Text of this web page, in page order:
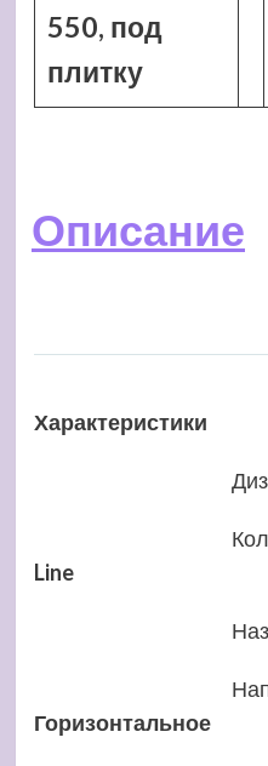
550, под
плитку
Описание
Характеристики
Line
Горизонтальное